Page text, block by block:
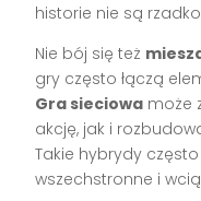
historie nie są
Nie bój się też
gry często łączą
Gra sieciowa może
akcję, jak i
Takie hybrydy
wszechstronne i